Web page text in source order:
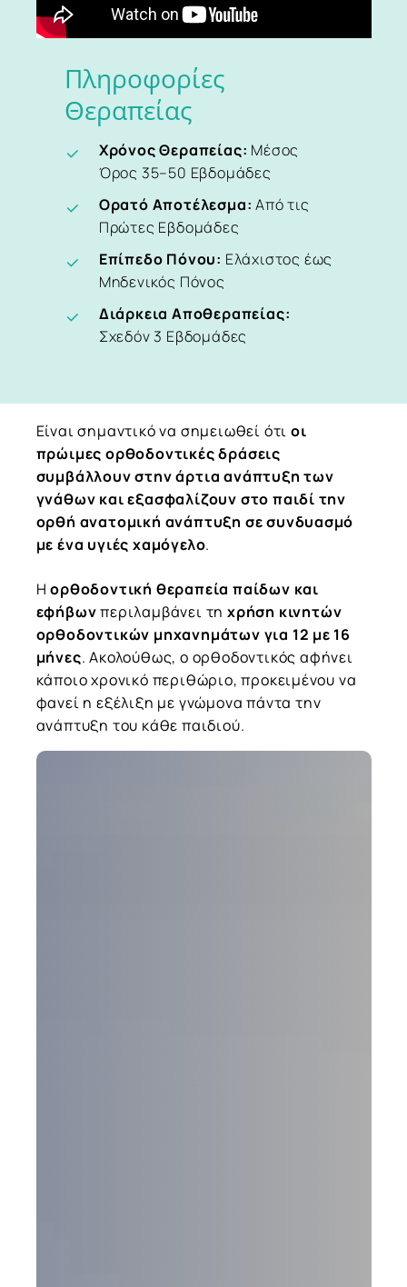
Πληροφορίες
Θεραπείας
Χρόνος Θεραπείας: Μέσος
Όρος 35–50 Εβδομάδες
Ορατό Αποτέλεσμα: Από τις
Πρώτες Εβδομάδες
Επίπεδο Πόνου: Ελάχιστος έως
Μηδενικός Πόνος
Διάρκεια Αποθεραπείας:
Σχεδόν 3 Εβδομάδες
Είναι σημαντικό να σημειωθεί ότι οι
πρώιμες ορθοδοντικές δράσεις
συμβάλλουν στην άρτια ανάπτυξη των
γνάθων και εξασφαλίζουν στο παιδί την
ορθή ανατομική ανάπτυξη σε συνδυασμό
με ένα υγιές χαμόγελο.
Η ορθοδοντική θεραπεία παίδων και
εφήβωνπεριλαμβάνει τη χρήση κινητών
ορθοδοντικών μηχανημάτων για 12 με 16
μήνες. Ακολούθως, ο ορθοδοντικός αφήνει
κάποιο χρονικό περιθώριο, προκειμένου να
φανεί η εξέλιξη με γνώμονα πάντα την
ανάπτυξη του κάθε παιδιού.